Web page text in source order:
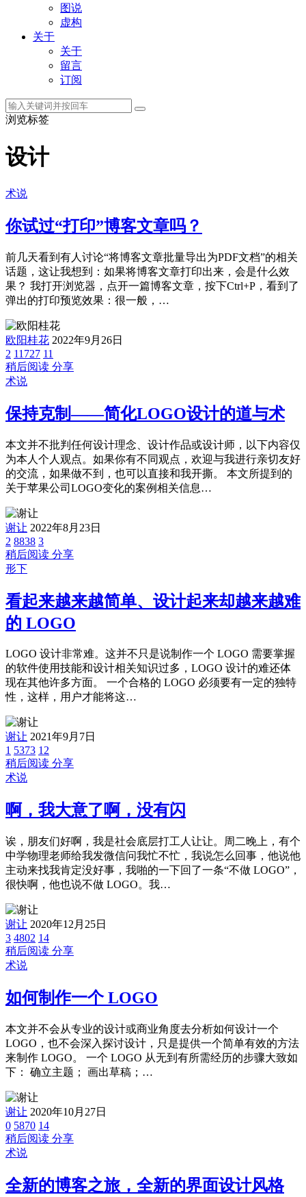
图说
虚构
关于
关于
留言
订阅
浏览标签
设计
术说
你试过“打印”博客文章吗？
前几天看到有人讨论“将博客文章批量导出为PDF文档”的相关
话题，这让我想到：如果将博客文章打印出来，会是什么效
果？ 我打开浏览器，点开一篇博客文章，按下Ctrl+P，看到了
弹出的打印预览效果：很一般，…
欧阳桂花 2022年9月26日
2 11727 11
稍后阅读 分享
术说
保持克制——简化LOGO设计的道与术
本文并不批判任何设计理念、设计作品或设计师，以下内容仅
为本人个人观点。如果你有不同观点，欢迎与我进行亲切友好
的交流，如果做不到，也可以直接和我开撕。 本文所提到的
关于苹果公司LOGO变化的案例相关信息…
谢让 2022年8月23日
2 8838 3
稍后阅读 分享
形下
看起来越来越简单、设计起来却越来越难
的 LOGO
LOGO 设计非常难。这并不只是说制作一个 LOGO 需要掌握
的软件使用技能和设计相关知识过多，LOGO 设计的难还体
现在其他许多方面。 一个合格的 LOGO 必须要有一定的独特
性，这样，用户才能将这…
谢让 2021年9月7日
1 5373 12
稍后阅读 分享
术说
啊，我大意了啊，没有闪
诶，朋友们好啊，我是社会底层打工人让让。周二晚上，有个
中学物理老师给我发微信问我忙不忙，我说怎么回事，他说他
主动来找我肯定没好事，我啪的一下回了一条“不做 LOGO”，
很快啊，他也说不做 LOGO。我…
谢让 2020年12月25日
3 4802 14
稍后阅读 分享
术说
如何制作一个 LOGO
本文并不会从专业的设计或商业角度去分析如何设计一个
LOGO，也不会深入探讨设计，只是提供一个简单有效的方法
来制作 LOGO。 一个 LOGO 从无到有所需经历的步骤大致如
下： 确立主题； 画出草稿；…
谢让 2020年10月27日
0 5870 14
稍后阅读 分享
术说
全新的博客之旅，全新的界面设计风格